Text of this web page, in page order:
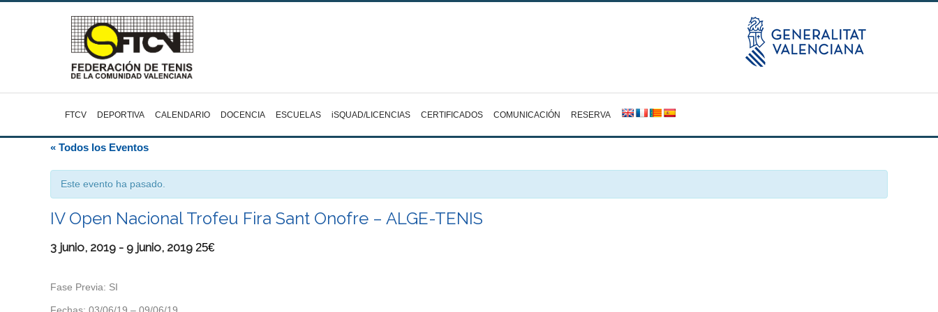
FTCV DEPORTIVA CALENDARIO DOCENCIA ESCUELAS iSQUAD/LICENCIAS CERTIFICADOS COMUNICACIÓN RESERVA
« Todos los Eventos
Este evento ha pasado.
IV Open Nacional Trofeu Fira Sant Onofre – ALGE-TENIS
3 junio, 2019 - 9 junio, 2019 25€
Fase Previa: SI